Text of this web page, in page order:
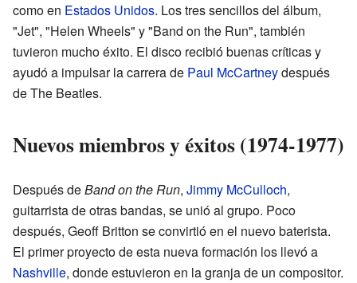
como en Estados Unidos. Los tres sencillos del álbum,
"Jet", "Helen Wheels" y "Band on the Run", también
tuvieron mucho éxito. El disco recibió buenas críticas y
ayudó a impulsar la carrera de Paul McCartneydespués
de The Beatles.
Nuevos miembros y éxitos (1974-1977)
Después deBand on the Run, Jimmy McCulloch,
guitarrista de otras bandas, se unió al grupo. Poco
después, Geoff Britton se convirtió en el nuevo baterista.
El primer proyecto de esta nueva formación los llevó a
Nashville, donde estuvieron en la granja de un compositor.